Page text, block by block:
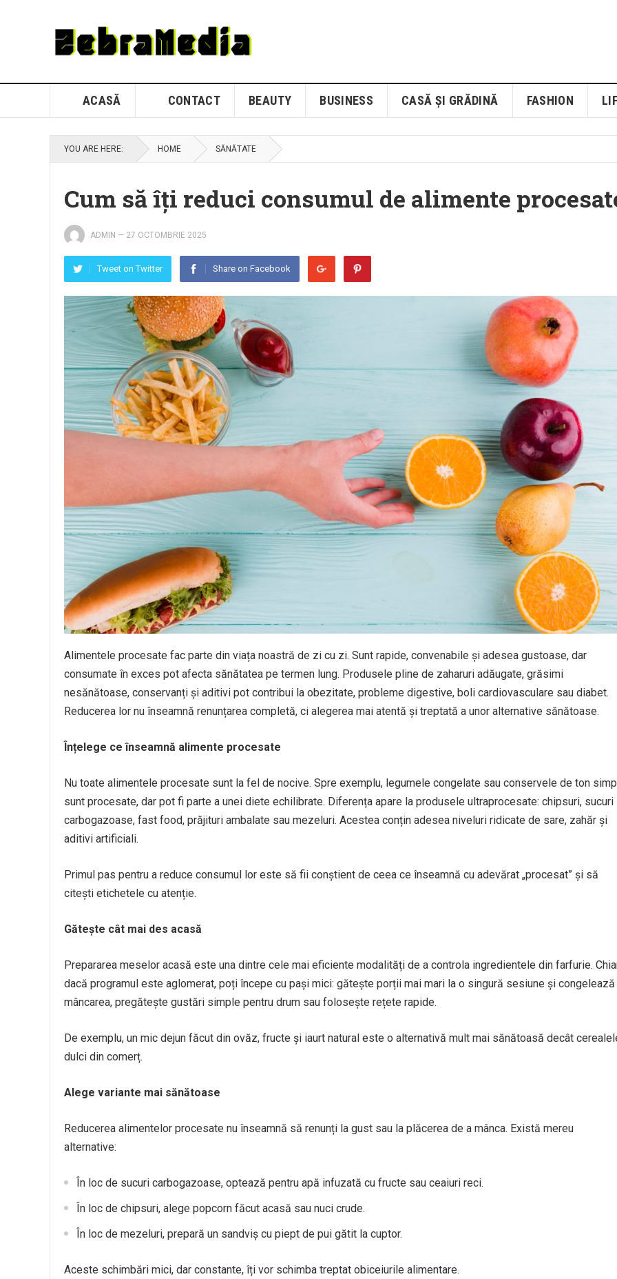
ACASĂ CONTACT BEAUTY BUSINESS CASĂ ȘI GRĂDINĂ FASHION
YOU ARE HERE: HOME SĂNĂTATE
Cum să îți reduci consumul de alimente
ADMIN — 27 OCTOMBRIE 2025
Tweet on Twitter Share on Facebook
Alimentele procesate fac parte din viața noastră de zi cu zi. Sunt rapide, convenabile și adesea gustoase, dar
consumate în exces pot afecta sănătatea pe termen lung. Produsele pline de zaharuri adăugate, grăsimi
nesănătoase, conservanți și aditivi pot contribui la obezitate, probleme digestive, boli cardiovasculare sau diabet.
Reducerea lor nu înseamnă renunțarea completă, ci alegerea mai atentă și treptată a unor alternative sănătoase.
Înțelege ce înseamnă alimente procesate
Nu toate alimentele procesate sunt la fel de nocive. Spre exemplu, legumele congelate sau conservele de ton
sunt procesate, dar pot fi parte a unei diete echilibrate. Diferența apare la produsele ultraprocesate: chipsuri, sucuri
carbogazoase, fast food, prăjituri ambalate sau mezeluri. Acestea conțin adesea niveluri ridicate de sare, zahăr și
aditivi artificiali.
Primul pas pentru a reduce consumul lor este să fii conștient de ceea ce înseamnă cu adevărat „procesat” și să
citești etichetele cu atenție.
Gătește cât mai des acasă
Prepararea meselor acasă este una dintre cele mai eficiente modalități de a controla ingredientele din farfurie.
dacă programul este aglomerat, poți începe cu pași mici: gătește porții mai mari la o singură sesiune și congelează
mâncarea, pregătește gustări simple pentru drum sau folosește rețete rapide.
De exemplu, un mic dejun făcut din ovăz, fructe și iaurt natural este o alternativă mult mai sănătoasă decât
dulci din comerț.
Alege variante mai sănătoase
Reducerea alimentelor procesate nu înseamnă să renunți la gust sau la plăcerea de a mânca. Există mereu
alternative:
În loc de sucuri carbogazoase, optează pentru apă infuzată cu fructe sau ceaiuri reci.
În loc de chipsuri, alege popcorn făcut acasă sau nuci crude.
În loc de mezeluri, prepară un sandviș cu piept de pui gătit la cuptor.
Aceste schimbări mici, dar constante, îți vor schimba treptat obiceiurile alimentare.